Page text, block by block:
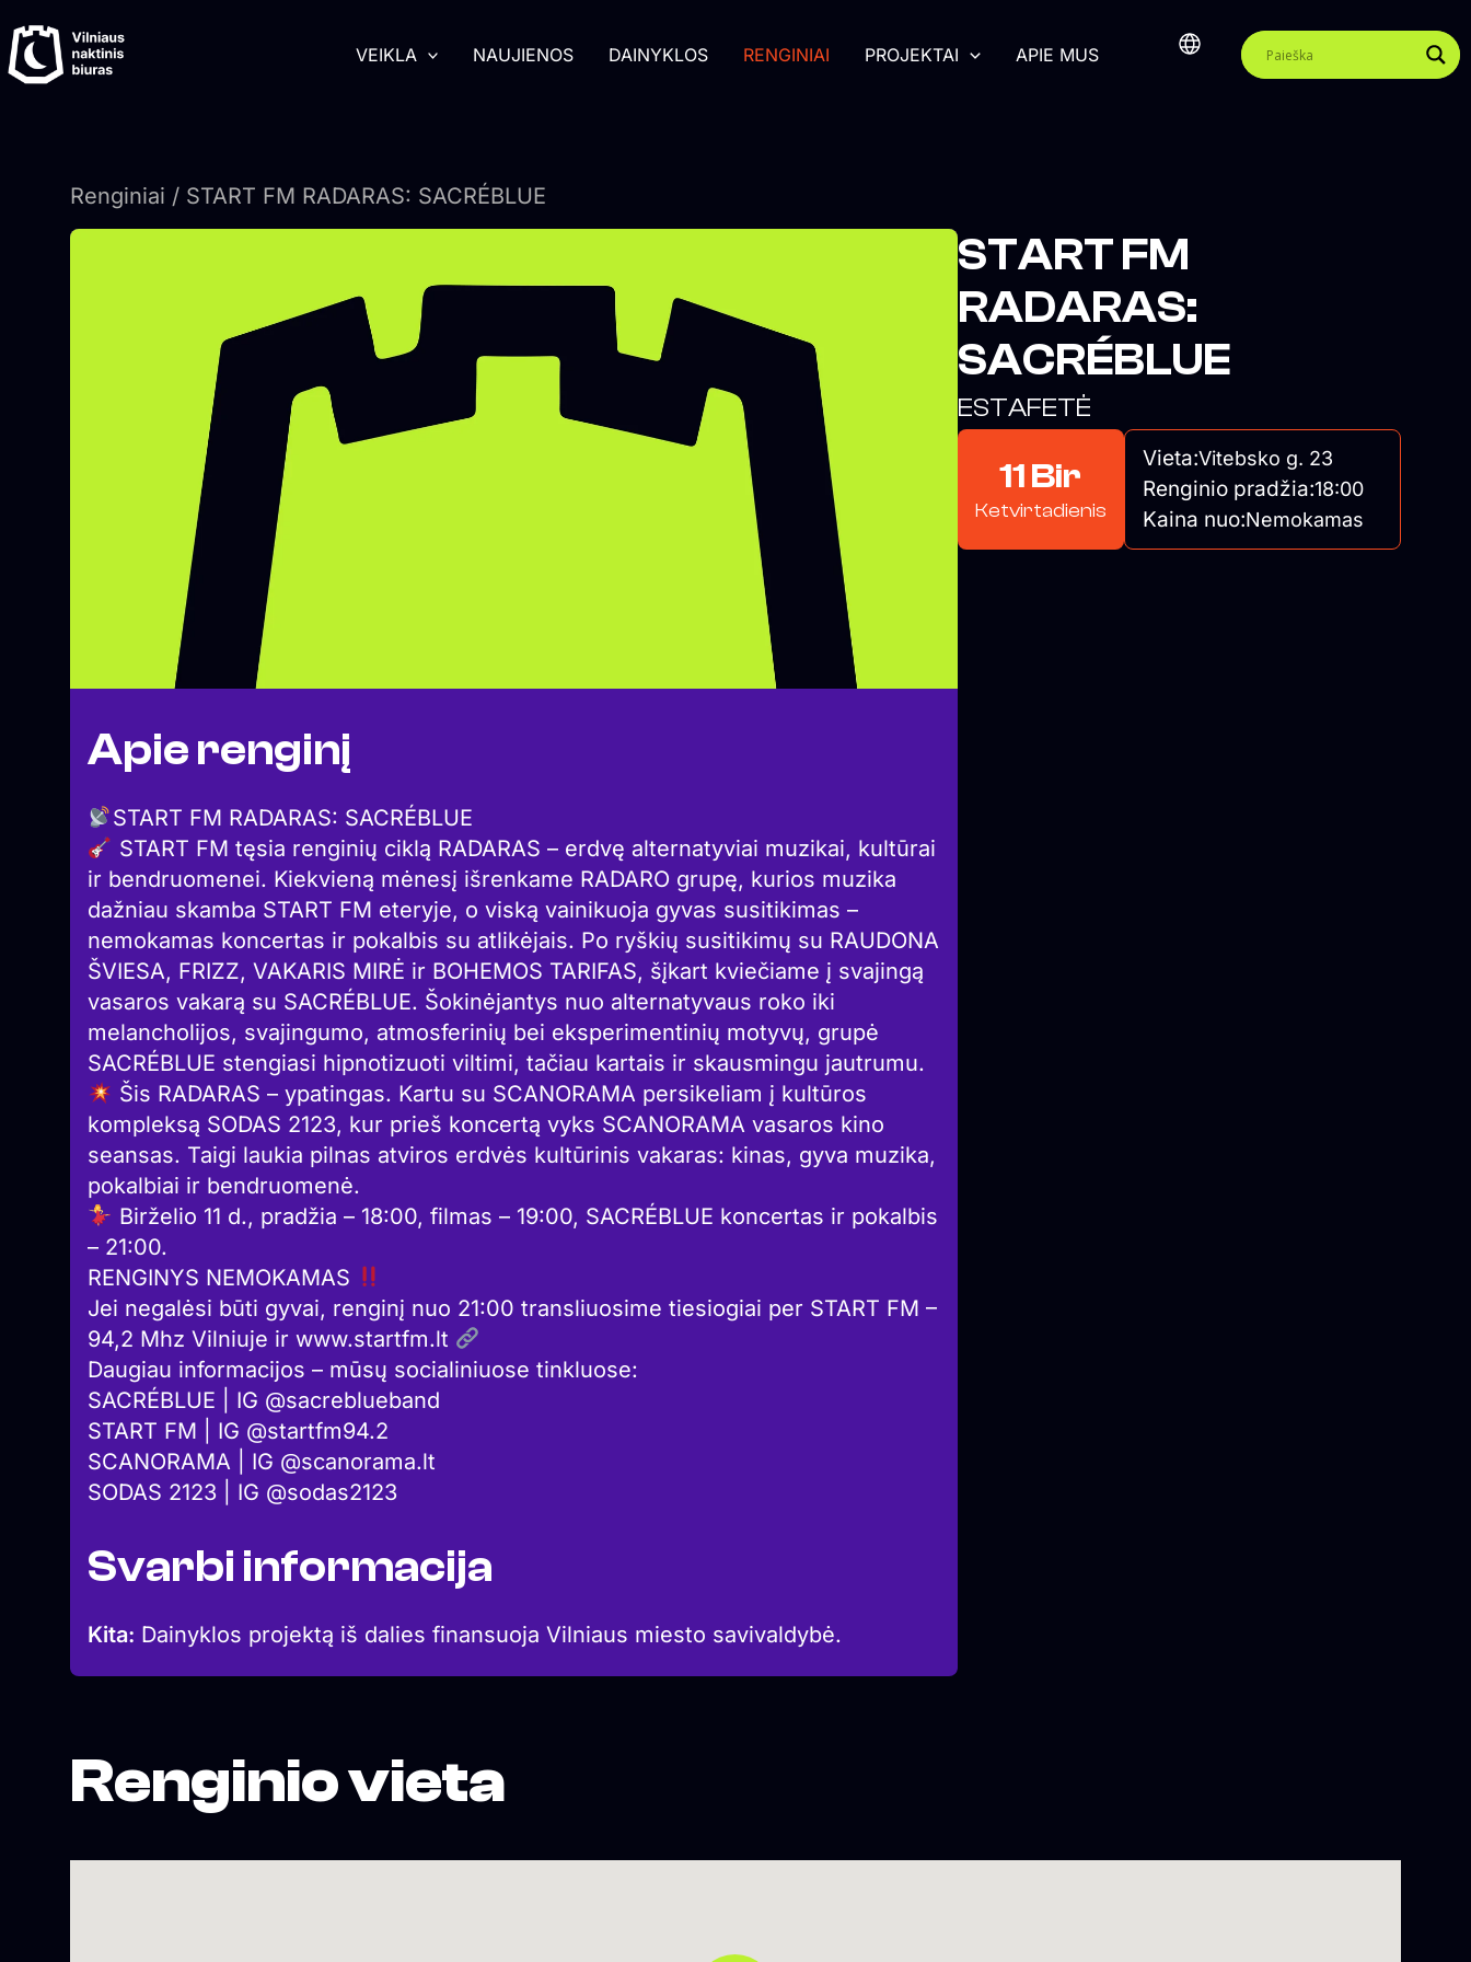
prie
turinio
VEIKLA NAUJIENOS DAINYKLOS RENGINIAI PROJEKTAI APIE MUS
Renginiai / START FM RADARAS: SACRÉBLUE
Apie renginį
START FM RADARAS: SACRÉBLUE
START FM tęsia renginių ciklą RADARAS – erdvę alternatyviai muzikai, kultūrai
ir bendruomenei. Kiekvieną mėnesį išrenkame RADARO grupę, kurios muzika
dažniau skamba START FM eteryje, o viską vainikuoja gyvas susitikimas –
nemokamas koncertas ir pokalbis su atlikėjais. Po ryškių susitikimų su RAUDONA
ŠVIESA, FRIZZ, VAKARIS MIRĖ ir BOHEMOS TARIFAS, šįkart kviečiame į svajingą
vasaros vakarą su SACRÉBLUE. Šokinėjantys nuo alternatyvaus roko iki
melancholijos, svajingumo, atmosferinių bei eksperimentinių motyvų, grupė
SACRÉBLUE stengiasi hipnotizuoti viltimi, tačiau kartais ir skausmingu jautrumu.
Šis RADARAS – ypatingas. Kartu su SCANORAMA persikeliam į kultūros
kompleksą SODAS 2123, kur prieš koncertą vyks SCANORAMA vasaros kino
seansas. Taigi laukia pilnas atviros erdvės kultūrinis vakaras: kinas, gyva muzika,
pokalbiai ir bendruomenė.
Birželio 11 d., pradžia – 18:00, filmas – 19:00, SACRÉBLUE koncertas ir pokalbis
– 21:00.
RENGINYS NEMOKAMAS
Jei negalėsi būti gyvai, renginį nuo 21:00 transliuosime tiesiogiai per START FM –
94,2 Mhz Vilniuje ir www.startfm.lt
Daugiau informacijos – mūsų socialiniuose tinkluose:
SACRÉBLUE | IG @sacreblueband
START FM | IG @startfm94.2
SCANORAMA | IG @scanorama.lt
SODAS 2123 | IG @sodas2123
Svarbi informacija
Kita: Dainyklos projektą iš dalies finansuoja Vilniaus miesto savivaldybė.
START FM
RADARAS:
SACRÉBLUE
ESTAFETĖ
11 Bir
Ketvirtadienis
Vieta:Vitebsko g. 23
Renginio pradžia:18:00
Kaina nuo:Nemokamas
Renginio vieta